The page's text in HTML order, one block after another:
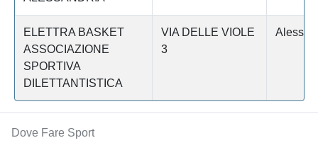
ELETTRA BASKET
ASSOCIAZIONE
SPORTIVA
DILETTANTISTICA
VIA DELLE VIOLE
3
Dove Fare Sport